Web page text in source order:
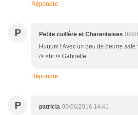
Répondre
P Petite cuillère et Charentaises 09/
Huuum ! Avec un peu de beurre salé
/> <br /> Gabrielle
Répondre
P patricia 09/06/2016 14:41